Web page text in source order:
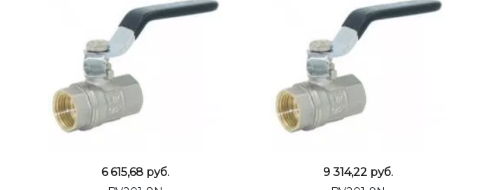
6 615,68 руб.
9 314,22 руб.